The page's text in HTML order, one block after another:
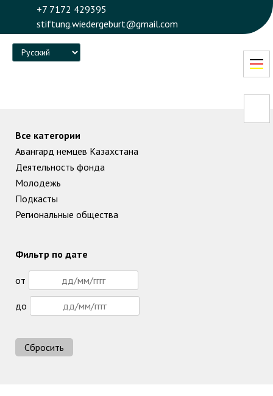
+7 7172 429395
stiftung.wiedergeburt@gmail.com
Language
Все категории
Авангард немцев Казахстана
Деятельность фонда
Молодежь
Подкасты
Региональные общества
Фильтр по дате
от
до
Сбросить